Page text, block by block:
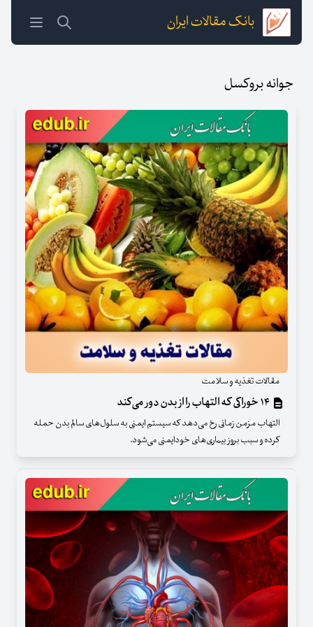
بانک مقالات ایران
جوانه بروکسل
مقالات تغذیه و سلامت
التهاب مزمن زمانی رخ می‌دهد که سیستم ایمنی به سلول‌های سالم بدن حمله
کرده و سبب بروز بیماری‌های خودایمنی می‌شود.